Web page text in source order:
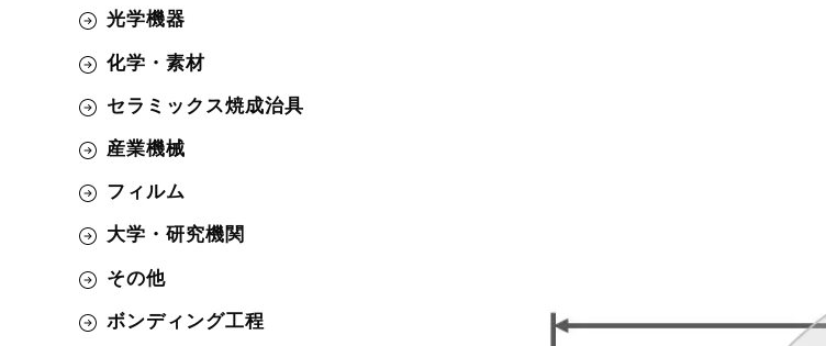
光学機器
化学・素材
セラミックス焼成治具
産業機械
フィルム
大学・研究機関
その他
ボンディング工程